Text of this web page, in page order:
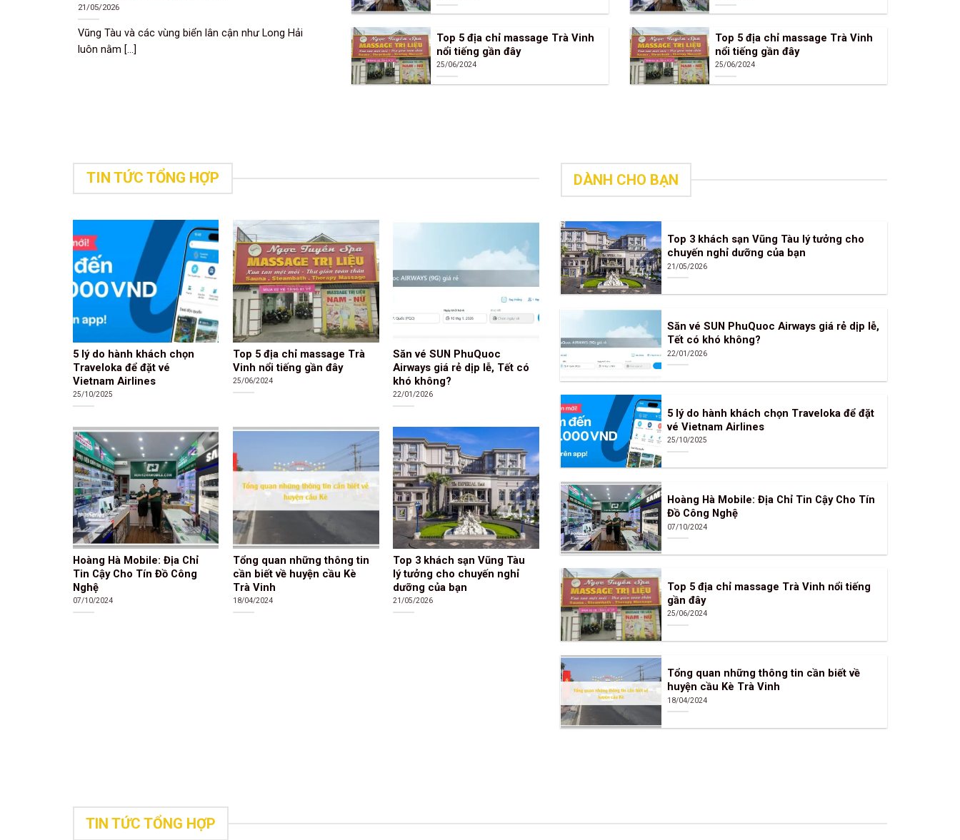
21/05/2026
Vũng Tàu và các vùng biển lân cận như Long Hải
luôn nằm [...]
Top 5 địa chỉ massage Trà Vinh
nổi tiếng gần đây
25/06/2024
Top 5 địa chỉ massage Trà Vinh
nổi tiếng gần đây
25/06/2024
TIN TỨC TỔNG HỢP
5 lý do hành khách chọn
Traveloka để đặt vé
Vietnam Airlines
25/10/2025
Top 5 địa chỉ massage Trà
Vinh nổi tiếng gần đây
25/06/2024
Săn vé SUN PhuQuoc
Airways giá rẻ dịp lễ, Tết có
khó không?
22/01/2026
Hoàng Hà Mobile: Địa Chỉ
Tin Cậy Cho Tín Đồ Công
Nghệ
07/10/2024
Tổng quan những thông tin
cần biết về huyện cầu Kè
Trà Vinh
18/04/2024
Top 3 khách sạn Vũng Tàu
lý tưởng cho chuyến nghỉ
dưỡng của bạn
21/05/2026
DÀNH CHO BẠN
Top 3 khách sạn Vũng Tàu lý tưởng cho
chuyến nghỉ dưỡng của bạn
21/05/2026
Săn vé SUN PhuQuoc Airways giá rẻ dịp lễ,
Tết có khó không?
22/01/2026
5 lý do hành khách chọn Traveloka để đặt
vé Vietnam Airlines
25/10/2025
Hoàng Hà Mobile: Địa Chỉ Tin Cậy Cho Tín
Đồ Công Nghệ
07/10/2024
Top 5 địa chỉ massage Trà Vinh nổi tiếng
gần đây
25/06/2024
Tổng quan những thông tin cần biết về
huyện cầu Kè Trà Vinh
18/04/2024
TIN TỨC TỔNG HỢP